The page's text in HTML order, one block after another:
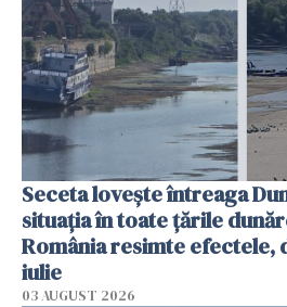
Seceta lovește întreaga
situația în toate țările
România resimte efectele,
iulie
03 AUGUST 2026